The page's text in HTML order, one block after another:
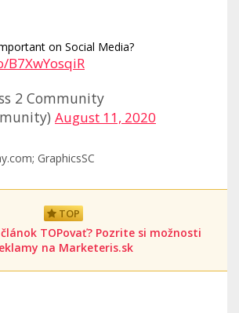
on Social Media?
B7XwYosqiR
2 Community
August 11, 2020
GraphicsSC
TOP
TOPovať? Pozrite si možnosti
na Marketeris.sk